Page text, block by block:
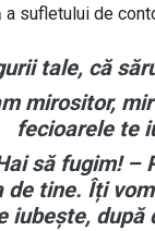
sufletului de
tale, că
mirositor,
fecioarele te
să fugim! –
de tine. Îți
iubește, după